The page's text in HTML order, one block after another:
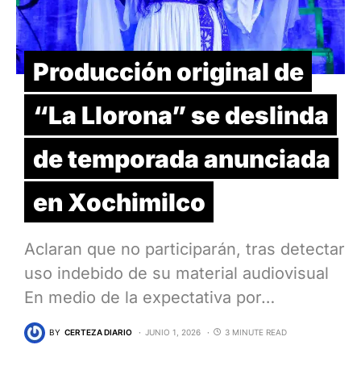
Producción original de
“La Llorona” se deslinda
de temporada anunciada
en Xochimilco
Aclaran que no participarán, tras detectar
uso indebido de su material audiovisual
En medio de la expectativa por…
BY CERTEZA DIARIO JUNIO 1, 2026 3 MINUTE READ